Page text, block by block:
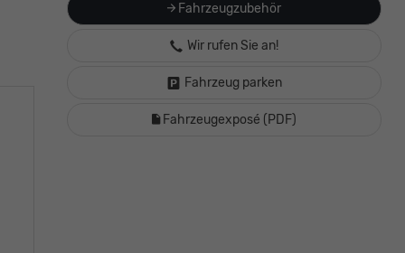
Fahrzeugzubehör
Wir rufen Sie an!
Fahrzeug parken
Fahrzeugexposé (PDF)